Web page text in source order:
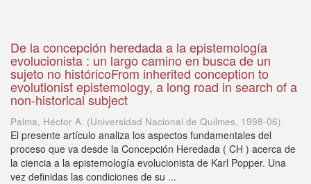
De la concepción heredada a la epistemología
evolucionista : un largo camino en busca de un
sujeto no históricoFrom inherited conception to
evolutionist epistemology, a long road in search of a
non-historical subject
Palma, Héctor A. (Universidad Nacional de Quilmes, 1998-06)
El presente artículo analiza los aspectos fundamentales del
proceso que va desde la Concepción Heredada ( CH ) acerca de
la ciencia a la epistemología evolucionista de Karl Popper. Una
vez definidas las condiciones de su ...